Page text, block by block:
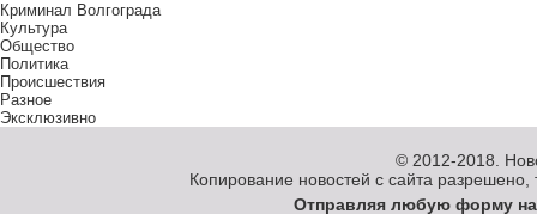
Криминал Волгограда
Культура
Общество
Политика
Происшествия
Разное
Эксклюзивно
© 2012-2018.
Копирование новостей с сайта разрешено,
Отправляя любую форму на